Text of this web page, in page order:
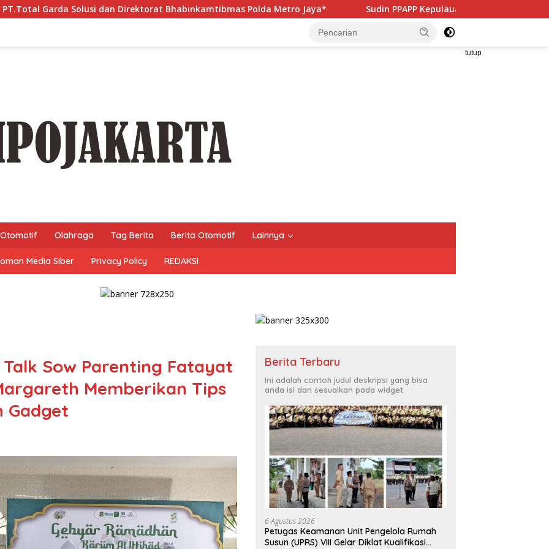
Direktorat Bhabinkamtibmas Polda Metro Jaya* Sudin PPAPP Kepulauan Seribu Perkuat Literasi Masyarakat
tutup
Otomotif Olahraga Tag Berita Berita Otomotif Lainnya
Media Siber Privacy Policy REDAKSI
Sow Parenting Fatayat
Memberikan Tips
Gadget
Berita Terbaru
Ini adalah contoh judul deskripsi yang bisa
anda isi dan sesuaikan pada widget
6 Agustus 2026
Petugas Keamanan Unit Pengelola Rumah
Susun (UPRS) VIII Gelar Diklat Kualifikasi